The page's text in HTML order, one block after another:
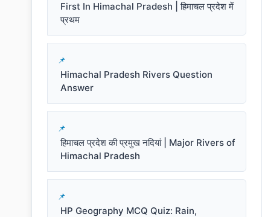
First In Himachal Pradesh | हिमाचल प्रदेश में
प्रथम
Himachal Pradesh Rivers Question
Answer
हिमाचल प्रदेश की प्रमुख नदियां | Major Rivers of
Himachal Pradesh
HP Geography MCQ Quiz: Rain,